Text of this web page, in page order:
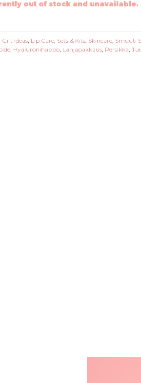
out of stock and unavailable.
Gift Ideas, Lip Care, Sets & Kits, Skincare, Smuuti
, Hyaluronihappo, Lahjapakkaus, Persikka,